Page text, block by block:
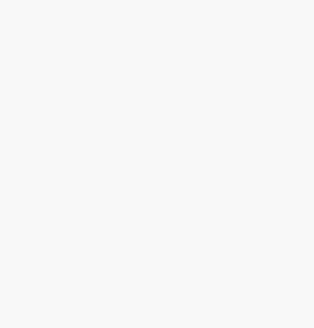
heute stellt das Rathaus
Wiedergabe von Veröffentlichungen,